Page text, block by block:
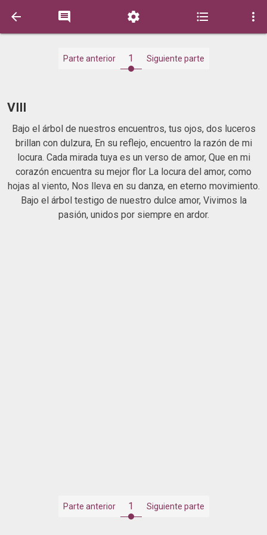
    
Parte anterior 1 Siguiente parte
VIII
Bajo el árbol de nuestros encuentros, tus ojos, dos luceros
brillan con dulzura, En su reflejo, encuentro la razón de mi
locura. Cada mirada tuya es un verso de amor, Que en mi
corazón encuentra su mejor flor La locura del amor, como
hojas al viento, Nos lleva en su danza, en eterno movimiento.
Bajo el árbol testigo de nuestro dulce amor, Vivimos la
pasión, unidos por siempre en ardor.
Parte anterior 1 Siguiente parte